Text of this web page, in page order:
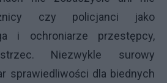
czy policjanci jako
i ochroniarze przestępcy,
Niezwykle surowy
sprawiedliwości dla biednych